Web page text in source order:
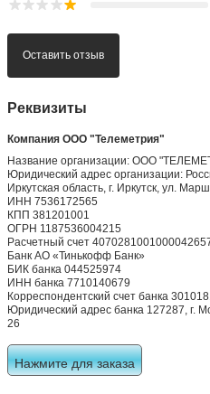
Оставить отзыв
Реквизиты
Компания ООО "Телеметрия"
Название организации: ООО
Юридический адрес организации:
Иркутская область, г. Иркутск, ул.
ИНН 7536172565
КПП 381201001
ОГРН 1187536004215
Расчетный счет
Банк АО «Тинькофф Банк»
БИК банка 044525974
ИНН банка 7710140679
Корреспондентский счет банка
Юридический адрес банка 127287, г.
26
Нажмите для заказа